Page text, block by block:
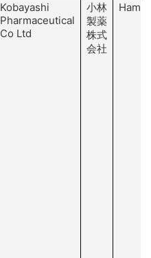
Kobayashi
Pharmaceutical
Co Ltd
小林
製薬
株式
会社